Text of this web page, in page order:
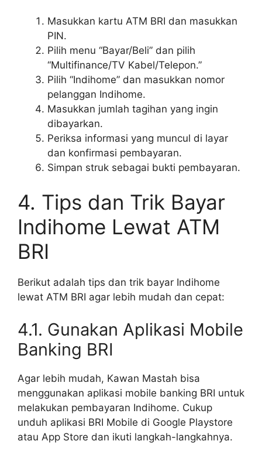
Masukkan kartu ATM BRI dan masukkan
PIN.
Pilih menu “Bayar/Beli” dan pilih
“Multifinance/TV Kabel/Telepon.”
Pilih “Indihome” dan masukkan nomor
pelanggan Indihome.
Masukkan jumlah tagihan yang ingin
dibayarkan.
Periksa informasi yang muncul di layar
dan konfirmasi pembayaran.
Simpan struk sebagai bukti pembayaran.
4. Tips dan Trik Bayar
Indihome Lewat ATM
BRI
Berikut adalah tips dan trik bayar Indihome
lewat ATM BRI agar lebih mudah dan cepat:
4.1. Gunakan Aplikasi Mobile
Banking BRI
Agar lebih mudah, Kawan Mastah bisa
menggunakan aplikasi mobile banking BRI untuk
melakukan pembayaran Indihome. Cukup
unduh aplikasi BRI Mobile di Google Playstore
atau App Store dan ikuti langkah-langkahnya.